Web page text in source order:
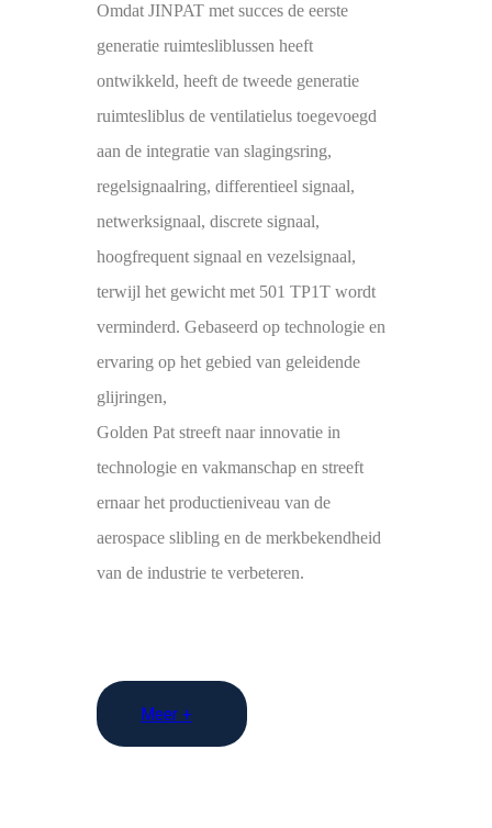
Omdat JINPAT met succes de eerste
generatie ruimtesliblussen heeft
ontwikkeld, heeft de tweede generatie
ruimtesliblus de ventilatielus toegevoegd
aan de integratie van slagingsring,
regelsignaalring, differentieel signaal,
netwerksignaal, discrete signaal,
hoogfrequent signaal en vezelsignaal,
terwijl het gewicht met 501 TP1T wordt
verminderd. Gebaseerd op technologie en
ervaring op het gebied van geleidende
glijringen,
Golden Pat streeft naar innovatie in
technologie en vakmanschap en streeft
ernaar het productieniveau van de
aerospace slibling en de merkbekendheid
van de industrie te verbeteren.
Meer +